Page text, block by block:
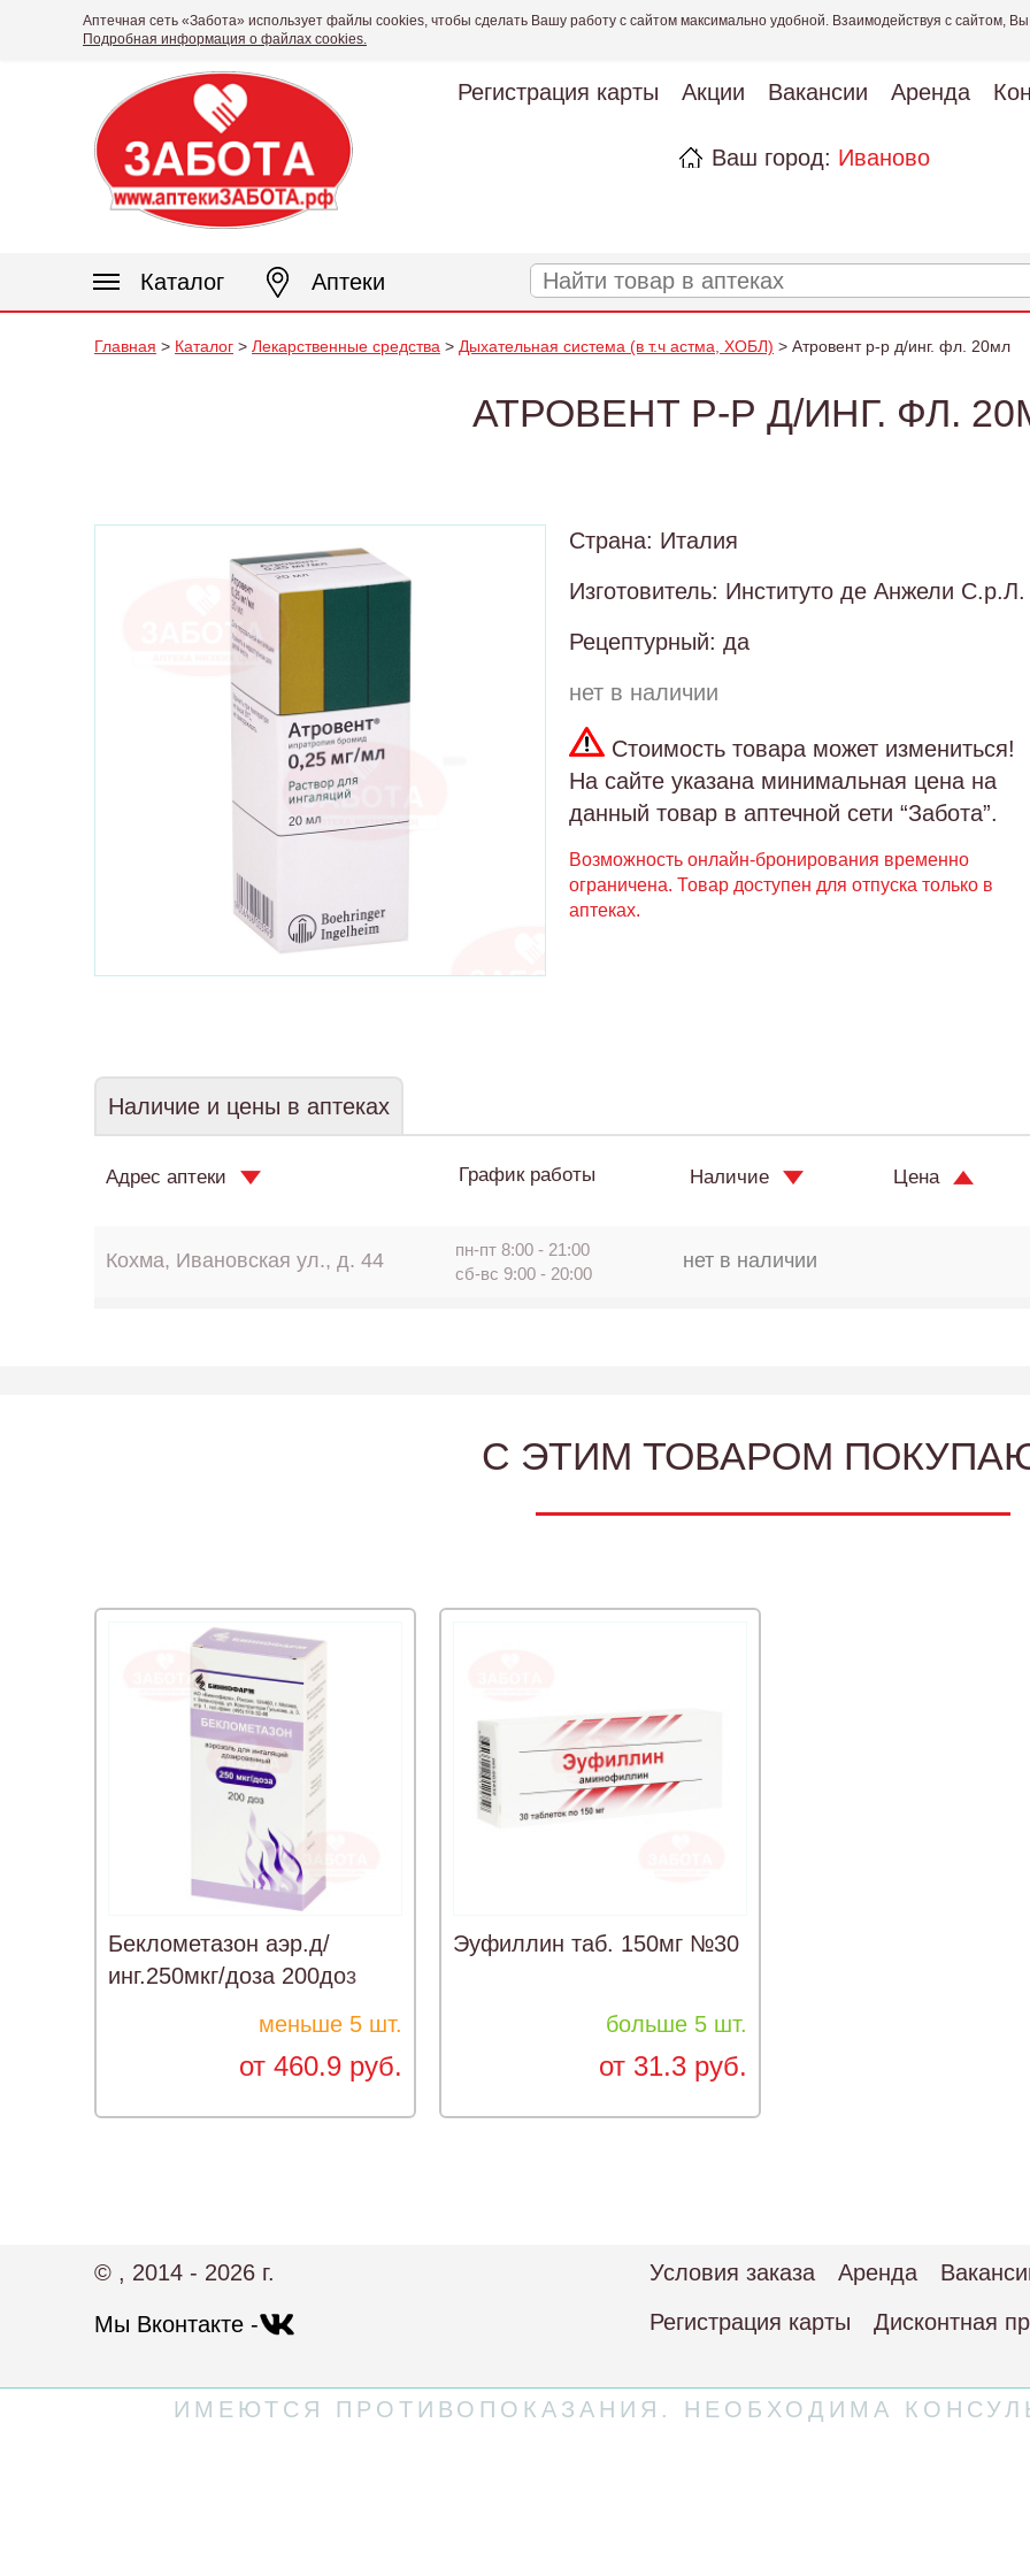
Аптечная сеть «Забота» использует файлы cookies, чтобы сделать Вашу работу с сайтом максимально удобной. Взаимодействуя с сайтом,
Подробная информация о файлах cookies.
Регистрация карты Акции Вакансии Аренда
Ваш город: Иваново
Каталог Аптеки
Главная > Каталог > Лекарственные средства > Дыхательная система (в т.ч астма, ХОБЛ) > Атровент р-р д/инг. фл. 20мл
АТРОВЕНТ Р-Р Д/ИНГ. ФЛ.
Страна: Италия
Изготовитель: Институто де Анжели С.р.Л.
Рецептурный: да
нет в наличии
Стоимость товара может измениться!
На сайте указана минимальная цена на
данный товар в аптечной сети “Забота”.
Возможность онлайн-бронирования временно
ограничена. Товар доступен для отпуска только в
аптеках.
Наличие и цены в аптеках
Адрес аптеки График работы Наличие Цена
Кохма, Ивановская ул., д. 44
пн-пт 8:00 - 21:00
сб-вс 9:00 - 20:00
нет в наличии
C ЭТИМ ТОВАРОМ
Беклометазон аэр.д/
инг.250мкг/доза 200доз
меньше 5 шт.
от 460.9 руб.
Эуфиллин таб. 150мг №30
больше 5 шт.
от 31.3 руб.
© , 2014 - 2026 г.
Мы Вконтакте -
Условия заказа Аренда
Регистрация карты
Дисконтная
ИМЕЮТСЯ ПРОТИВОПОКАЗАНИЯ. НЕОБХОДИМА